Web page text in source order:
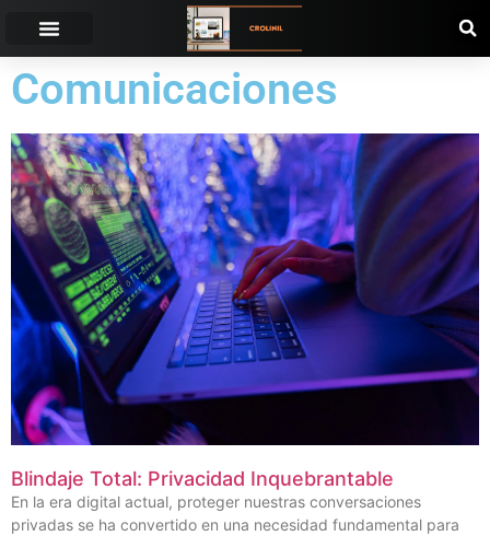
Comunicaciones
Blindaje Total: Privacidad Inquebrantable
En la era digital actual, proteger nuestras conversaciones
privadas se ha convertido en una necesidad fundamental para